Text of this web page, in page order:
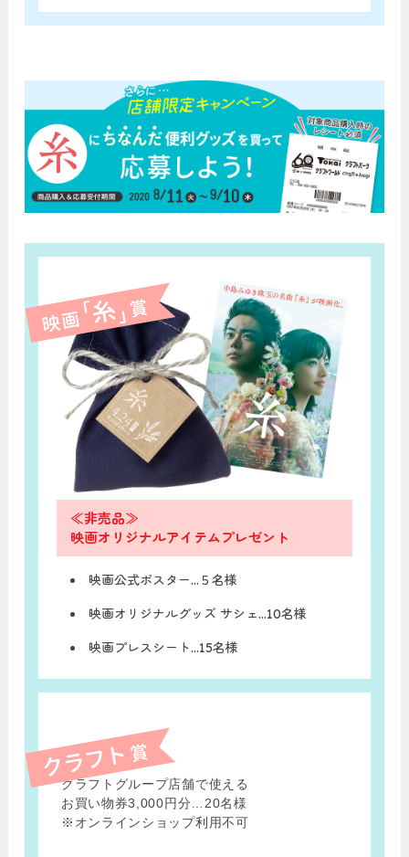
≪非売品≫
映画オリジナルアイテムプレゼント
映画公式ポスター…５名様
映画オリジナルグッズ サシェ…10名様
映画プレスシート…15名様
クラフトグループ店舗で使える
お買い物券3,000円分…20名様
※オンラインショップ利用不可